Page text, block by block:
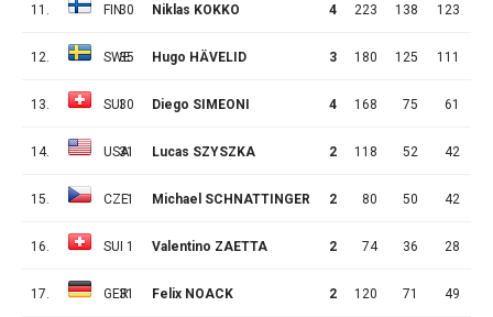
11. FIN30 Niklas KOKKO 4 223 138 123
12. SWE
35 Hugo HÄVELID 3 180 125 111
13. SUI30 Diego SIMEONI 4 168 75 61
14. USA
31 Lucas SZYSZKA 2 118 52 42
15. CZE1 Michael SCHNATTINGER 2 80 50 42
16. SUI 1 Valentino ZAETTA 2 74 36 28
17. GER
31 Felix NOACK 2 120 71 49